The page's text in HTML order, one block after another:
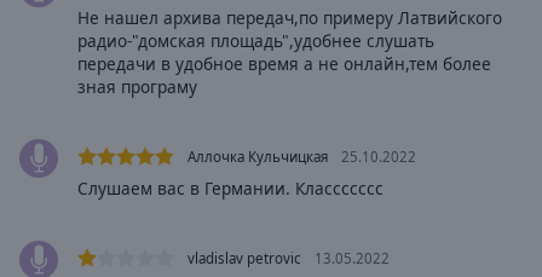
Opacity
Text
Style
Не нашел архива передач,по примеру Латвийского
радио-"домская площадь",удобнее слушать
передачи в удобное время а не онлайн,тем более
зная програму
Аллочка Кульчицкая 25.10.2022
Слушаем вас в Германии. Классссссс
vladislav petrovic 13.05.2022